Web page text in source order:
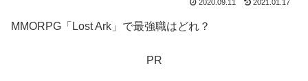
2020.09.11 2021.01.17
MMORPG「Lost Ark」で最強職はどれ？
PR